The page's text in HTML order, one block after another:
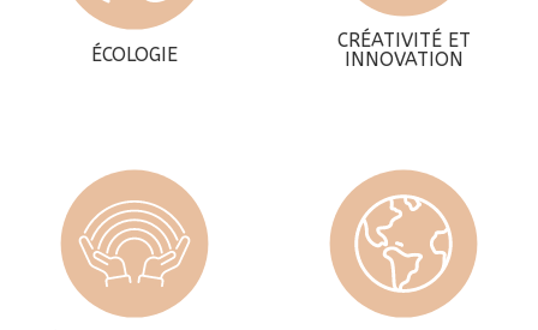
ÉCOLOGIE
CRÉATIVITÉ ET
INNOVATION